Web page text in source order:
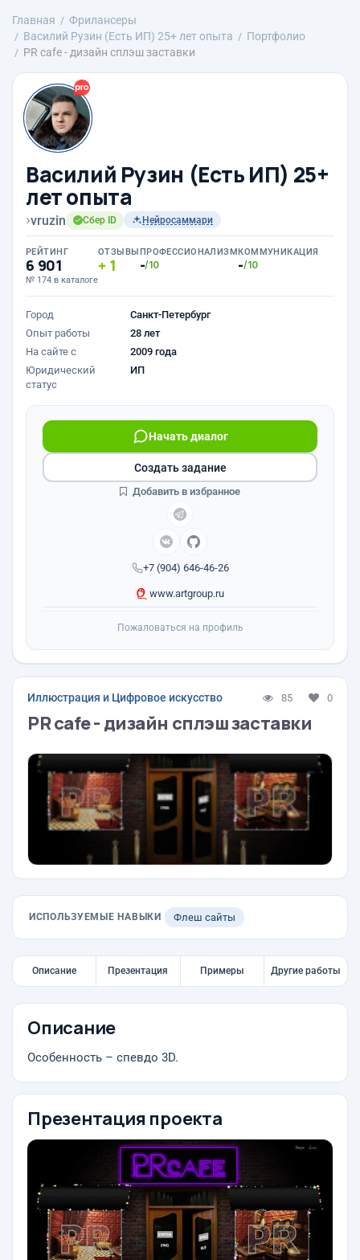
Главная
Фрилансеры
Василий Рузин (Есть ИП) 25+ лет опыта
Портфолио
PR cafe - дизайн сплэш заставки
Василий Рузин (Есть ИП) 25+
лет опыта
›vruzin Сбер ID Нейросаммари
РЕЙТИНГ
6 901
№ 174 в каталоге
ОТЗЫВЫ
1
ПРОФЕССИОНАЛИЗМ
-/10
КОММУНИКАЦИЯ
-/10
Город
Санкт-Петербург
Опыт работы
28 лет
На сайте с
2009 года
Юридический
статус
ИП
+7 (904) 646-46-26
Начать диалог
www.artgroup.ru
Создать задание
Добавить в избранное
Пожаловаться на профиль
Иллюстрация и Цифровое искусство 85 0
PR cafe - дизайн сплэш заставки
ИСПОЛЬЗУЕМЫЕ НАВЫКИ Флеш сайты
Описание Презентация Примеры Другие работы
Описание
Особенность – спевдо 3D.
Презентация проекта